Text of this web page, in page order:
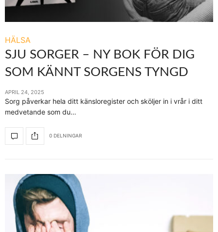
HÄLSA
SJU SORGER – NY BOK FÖR DIG
SOM KÄNNT SORGENS TYNGD
APRIL 24, 2025
Sorg påverkar hela ditt känsloregister och sköljer in i vrår i ditt
medvetande som du…
0 DELNINGAR